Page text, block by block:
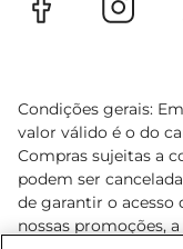
Condições gerais:
valor válido é o do
Compras sujeitas a
podem ser
de garantir o
nossas promoções,